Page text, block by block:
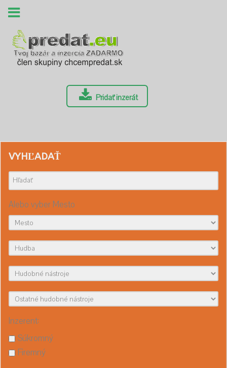
Pridať inzerát
VYHĽADAŤ
Alebo vyber Mesto
Inzerent:
Súkromný
Firemný